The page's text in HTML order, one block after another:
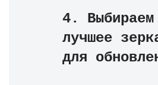
4. Выбираем
лучшее
для